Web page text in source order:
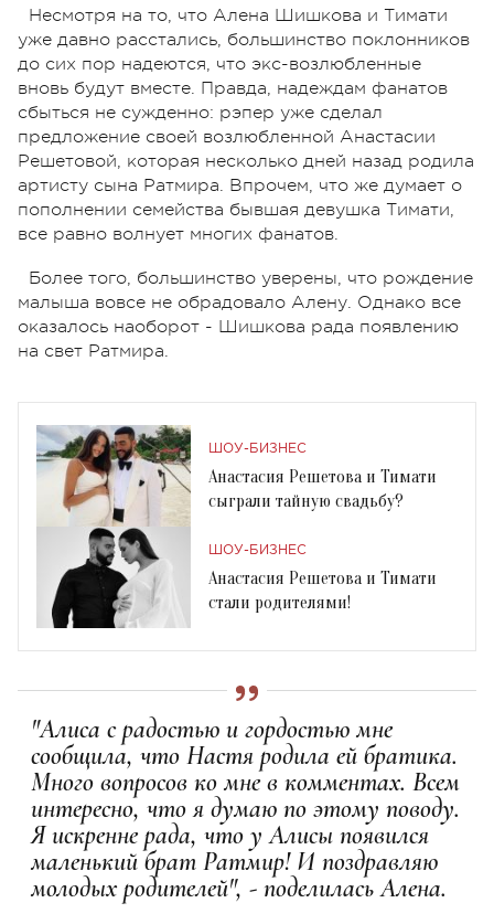
Несмотря на то, что Алена Шишкова и Тимати
уже давно расстались, большинство поклонников
до сих пор надеются, что экс-возлюбленные
вновь будут вместе. Правда, надеждам фанатов
сбыться не сужденно: рэпер уже сделал
предложение своей возлюбленной Анастасии
Решетовой, которая несколько дней назад родила
артисту сына Ратмира. Впрочем, что же думает о
пополнении семейства бывшая девушка Тимати,
все равно волнует многих фанатов.
Более того, большинство уверены, что рождение
малыша вовсе не обрадовало Алену. Однако все
оказалось наоборот - Шишкова рада появлению
на свет Ратмира.
ШОУ-БИЗНЕС
Анастасия Решетова и Тимати
сыграли тайную свадьбу?
ШОУ-БИЗНЕС
Анастасия Решетова и Тимати
стали родителями!
"Алиса с радостью и гордостью мне
сообщила, что Настя родила ей братика.
Много вопросов ко мне в комментах. Всем
интересно, что я думаю по этому поводу.
Я искренне рада, что у Алисы появился
маленький брат Ратмир! И поздравляю
молодых родителей", - поделилась Алена.